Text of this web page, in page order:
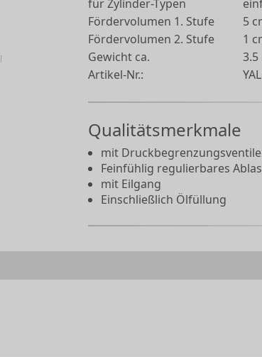
für Zylinder-Typen
Fördervolumen 1. Stufe
5
Fördervolumen 2. Stufe
1
Gewicht ca.
3.5
Artikel-Nr.:
Qualitätsmerkmale
mit
Feinfühlig regulierbares
mit Eilgang
Einschließlich Ölfüllung